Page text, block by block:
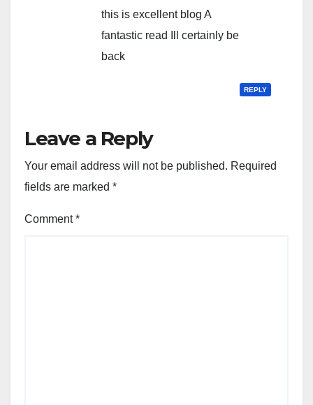
this is excellent blog A
fantastic read Ill certainly be
back
REPLY
Leave a Reply
Your email address will not be published. Required
fields are marked *
Comment*